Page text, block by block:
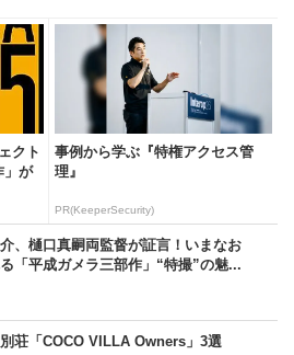
クト
」が
事例から学ぶ『特権アクセス管
理』
PR(KeeperSecurity)
、樋口真嗣両監督が証言！いまなお
「平成ガメラ三部作」“特撮”の魅...
荘「COCO VILLA Owners」3選